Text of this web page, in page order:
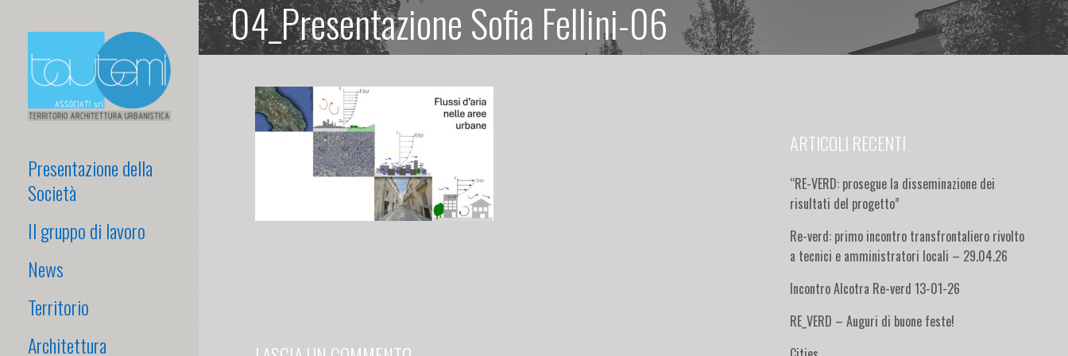
Passa
al
contenuto
S.R.L.
Presentazione della
Società
Il gruppo di lavoro
News
Territorio
Architettura
04_Presentazione Sofia Fellini-06
ARTICOLI RECENTI
“RE-VERD: prosegue la disseminazione dei
risultati del progetto”
Re-verd: primo incontro transfrontaliero rivolto
a tecnici e amministratori locali – 29.04.26
Incontro Alcotra Re-verd 13-01-26
RE_VERD – Auguri di buone feste!